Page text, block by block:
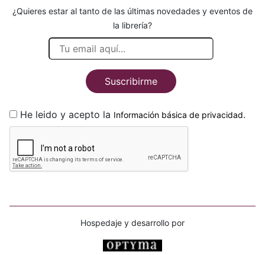
¿Quieres estar al tanto de las últimas novedades y eventos de
la librería?
Suscribirme
He leido y acepto la Información básica de privacidad.
Hospedaje y desarrollo por